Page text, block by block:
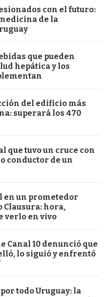
con el futuro:
de la
que pueden
hepática y los
del edificio más
superará los 470
que tuvo un cruce con
conductor de un
en un prometedor
Clausura: hora,
verlo en vivo
Canal 10 denunció que
lo siguió y enfrentó
todo Uruguay: la